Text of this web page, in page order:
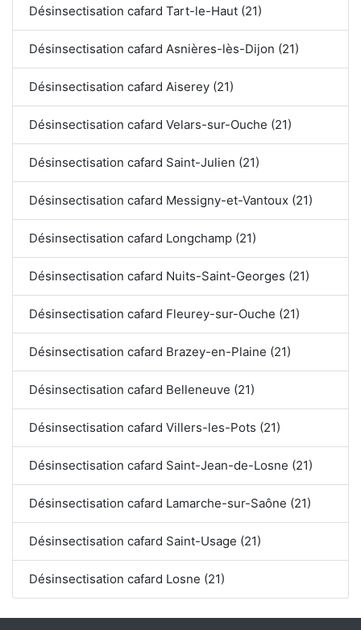
Désinsectisation cafard Tart-le-Haut (21)
Désinsectisation cafard Asnières-lès-Dijon (21)
Désinsectisation cafard Aiserey (21)
Désinsectisation cafard Velars-sur-Ouche (21)
Désinsectisation cafard Saint-Julien (21)
Désinsectisation cafard Messigny-et-Vantoux (21)
Désinsectisation cafard Longchamp (21)
Désinsectisation cafard Nuits-Saint-Georges (21)
Désinsectisation cafard Fleurey-sur-Ouche (21)
Désinsectisation cafard Brazey-en-Plaine (21)
Désinsectisation cafard Belleneuve (21)
Désinsectisation cafard Villers-les-Pots (21)
Désinsectisation cafard Saint-Jean-de-Losne (21)
Désinsectisation cafard Lamarche-sur-Saône (21)
Désinsectisation cafard Saint-Usage (21)
Désinsectisation cafard Losne (21)